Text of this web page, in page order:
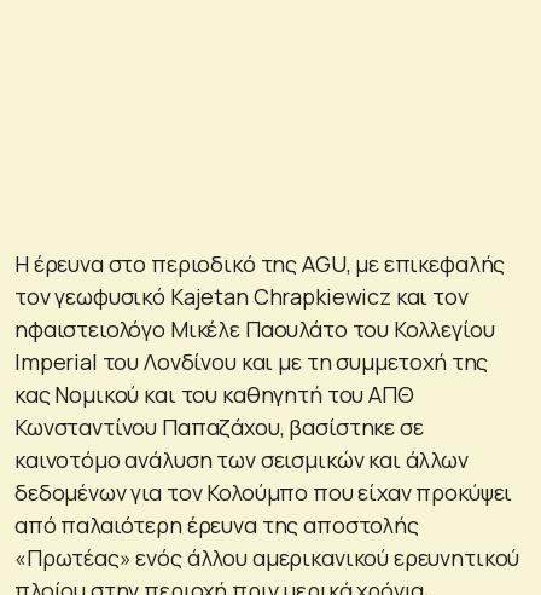
Η έρευνα στο περιοδικό της AGU, με επικεφαλής
τον γεωφυσικό Kajetan Chrapkiewicz και τον
ηφαιστειολόγο Μικέλε Παουλάτο του Κολλεγίου
Imperial του Λονδίνου και με τη συμμετοχή της
κας Νομικού και του καθηγητή του ΑΠΘ
Κωνσταντίνου Παπαζάχου, βασίστηκε σε
καινοτόμο ανάλυση των σεισμικών και άλλων
δεδομένων για τον Κολούμπο που είχαν προκύψει
από παλαιότερη έρευνα της αποστολής
«Πρωτέας» ενός άλλου αμερικανικού ερευνητικού